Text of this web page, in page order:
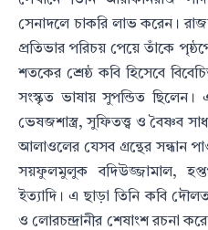
সেনাদলে চাকরি লাভ করেন।
প্রতিভার পরিচয় পেয়ে তাঁকে
শতকের শ্রেষ্ঠ কবি হিসেবে
সংস্কৃত ভাষায় সুপন্ডিত ছিলেন।
ভেষজশাস্ত্র, সুফিতত্ত্ব ও বৈষ্ণব
আলাওলের যেসব গ্রন্থের সন্ধান
সয়ফুলমুলুক বদিউজ্জামাল,
ইত্যাদি। এ ছাড়া তিনিকবি দৌলত
ও লোরচন্দ্রানীর শেষাংশ রচনা